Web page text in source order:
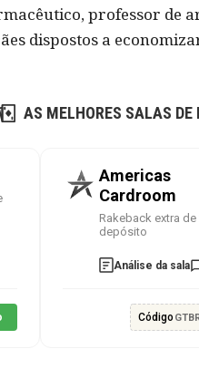
professor de
dispostos a
AS MELHORES SALAS
Americas
Cardroom
Rakeback extra
depósito
Análise da sala
Código